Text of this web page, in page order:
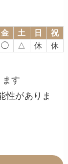
金 土 日
祝
◯ △ 休 休
す
性がありま